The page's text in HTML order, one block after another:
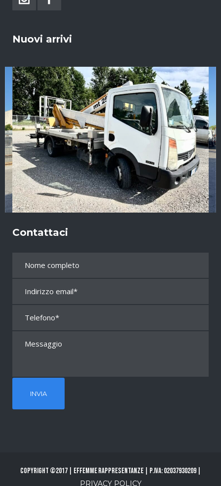
Nuovi arrivi
Contattaci
Copyright ©2017 | Effemme Rappresentanze | P.Iva: 02037930209 |
PRIVACY POLICY